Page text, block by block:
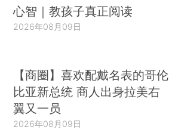
心智｜教孩子真正阅读
2026年08月09日
【商圈】喜欢配戴名表的哥伦
比亚新总统 商人出身拉美右
翼又一员
2026年08月09日